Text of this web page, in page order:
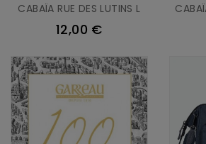
CABAÏA RUE DES LUTINS L
12,00 €